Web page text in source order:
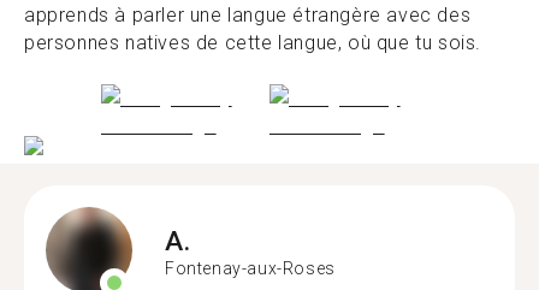
apprends à parler une langue étrangère avec des
personnes natives de cette langue, où que tu sois.
A.
Fontenay-aux-Roses